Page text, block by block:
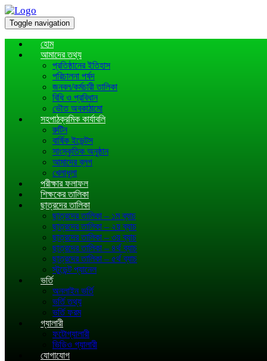
Toggle navigation
হোম
আমাদের তথ্য
প্রতিষ্ঠানের ইতিহাস
পরিচালনা পর্ষদ
জনবল/কর্মচারী তালিকা
বিধি ও প্রবিধান
ভৌত অবকাঠামো
সহপাঠক্রমিক কার্যাবলি
রুটিন
বার্ষিক ইভেন্টস
সাংস্কৃতিক অনুষ্ঠান
আমাদের ব্লগ
খেলাধূলা
পরীক্ষার ফলাফল
শিক্ষকের তালিকা
ছাত্রদের তালিকা
ছাত্রদের তালিকা – ১ম ব্যাচ
ছাত্রদের তালিকা – ২য় ব্যাচ
ছাত্রদের তালিকা – ৩য় ব্যাচ
ছাত্রদের তালিকা – ৪র্থ ব্যাচ
ছাত্রদের তালিকা – ৫র্থ ব্যাচ
স্টুডেন্ট প্যানেল
ভর্তি
অনলাইন ভর্তি
ভর্তি তথ্য
ভর্তি ফরম
গ্যালারী
ফটোগ্যালারী
ভিডিও গ্যালারী
যোগাযোগ